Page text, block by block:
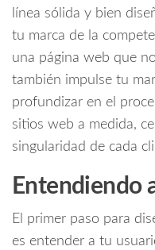
línea sólida y bien
tu marca de la
una página web que
también impulse tu
profundizar en el
sitios web a medida,
singularidad de cada
Entendiendo
El primer paso para
es entender a tu